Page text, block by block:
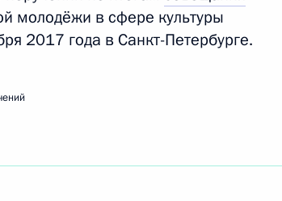
молодёжи в сфере культуры
2017 года в Санкт-Петербурге.